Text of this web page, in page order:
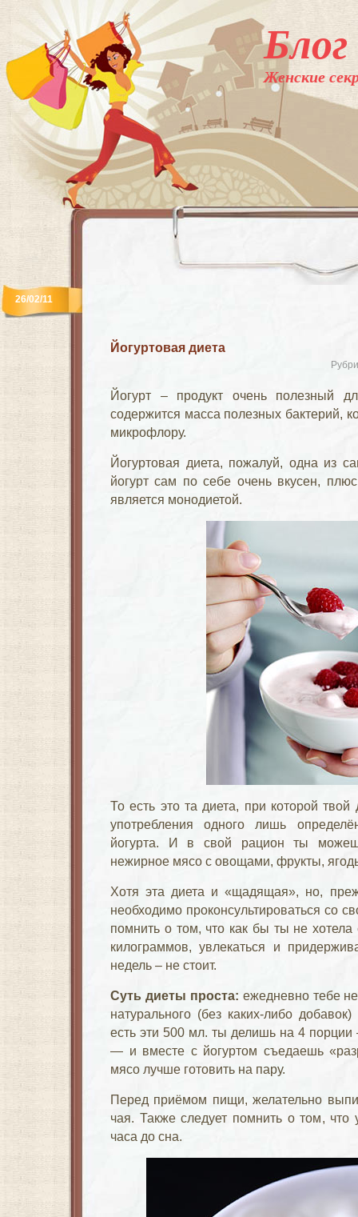
Женские
Йогуртовая диета
26/02/11
Йогурт – продукт очень полезный
содержится масса полезных бактерий,
микрофлору.
Йогуртовая диета, пожалуй, одна из
йогурт сам по себе очень вкусен,
является монодиетой.
То есть это та диета, при которой
употребления одного лишь
йогурта. И в свой рацион ты
нежирное мясо с овощами, фрукты,
Хотя эта диета и «щадящая», но,
необходимо проконсультироваться со
помнить о том, что как бы ты не
килограммов, увлекаться и
недель – не стоит.
Суть диеты проста: ежедневно тебе
натурального (без каких-либо
есть эти 500 мл. ты делишь на 4 порции
— и вместе с йогуртом съедаешь
мясо лучше готовить на пару.
Перед приёмом пищи, желательно
чая. Также следует помнить о том, что
часа до сна.